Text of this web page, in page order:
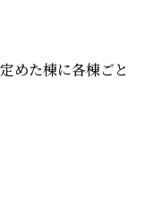
めた棟に各棟ごと